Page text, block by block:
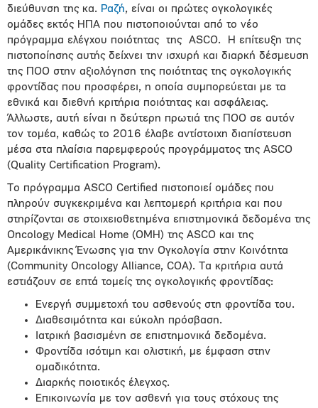
διεύθυνση της κα. Ραζή, είναι οι πρώτες ογκολογικές
ομάδες εκτός ΗΠΑ που πιστοποιούνται από το νέο
πρόγραμμα ελέγχου ποιότητας της ASCO. Η επίτευξη της
πιστοποίησης αυτής δείχνει την ισχυρή και διαρκή δέσμευση
της ΠΟΟ στην αξιολόγηση της ποιότητας της ογκολογικής
φροντίδας που προσφέρει, η οποία συμπορεύεται με τα
εθνικά και διεθνή κριτήρια ποιότητας και ασφάλειας.
Άλλωστε, αυτή είναι η δεύτερη πρωτιά της ΠΟΟ σε αυτόν
τον τομέα, καθώς το 2016 έλαβε αντίστοιχη διαπίστευση
μέσα στα πλαίσια παρεμφερούς προγράμματος της ASCO
(Quality Certification Program).
Το πρόγραμμα ASCO Certified πιστοποιεί ομάδες που
πληρούν συγκεκριμένα και λεπτομερή κριτήρια και που
στηρίζονται σε στοιχειοθετημένα επιστημονικά δεδομένα της
Oncology Medical Home (OMH) της ASCO και της
Αμερικάνικης Ένωσης για την Ογκολογία στην Κοινότητα
(Community Oncology Alliance, COA). Τα κριτήρια αυτά
εστιάζουν σε επτά τομείς της ογκολογικής φροντίδας:
Ενεργή συμμετοχή του ασθενούς στη φροντίδα του.
Διαθεσιμότητα και εύκολη πρόσβαση.
Ιατρική βασισμένη σε επιστημονικά δεδομένα.
Φροντίδα ισότιμη και ολιστική, με έμφαση στην
ομαδικότητα.
Διαρκής ποιοτικός έλεγχος.
Επικοινωνία με τον ασθενή για τους στόχους της